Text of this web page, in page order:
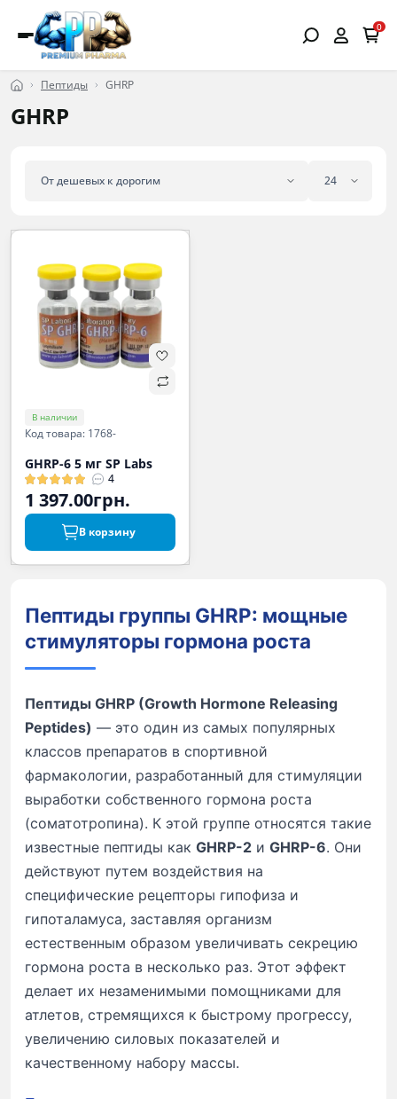
0
Пептиды GHRP
GHRP
В наличии
Код товара: 1768-
GHRP-6 5 мг SP Labs
4
1 397.00грн.
В корзину
Пептиды группы GHRP: мощные
стимуляторы гормона роста
Пептиды GHRP (Growth Hormone Releasing
Peptides) — это один из самых популярных
классов препаратов в спортивной
фармакологии, разработанный для стимуляции
выработки собственного гормона роста
(соматотропина). К этой группе относятся такие
известные пептиды как GHRP-2 и GHRP-6. Они
действуют путем воздействия на
специфические рецепторы гипофиза и
гипоталамуса, заставляя организм
естественным образом увеличивать секрецию
гормона роста в несколько раз. Этот эффект
делает их незаменимыми помощниками для
атлетов, стремящихся к быстрому прогрессу,
увеличению силовых показателей и
качественному набору массы.